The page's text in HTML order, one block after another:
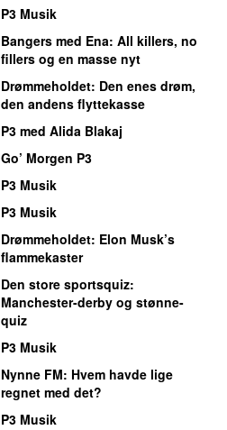
P3 Musik
Bangers med Ena: All killers, no
fillers og en masse nyt
Drømmeholdet: Den enes drøm,
den andens flyttekasse
P3 med Alida Blakaj
Go’ Morgen P3
P3 Musik
P3 Musik
Drømmeholdet: Elon Musk’s
flammekaster
Den store sportsquiz:
Manchester-derby og stønne-
quiz
P3 Musik
Nynne FM: Hvem havde lige
regnet med det?
P3 Musik